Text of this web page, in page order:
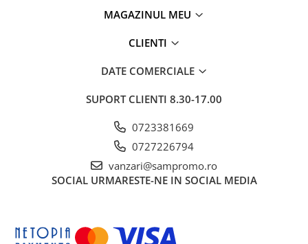
MAGAZINUL MEU
CLIENTI
DATE COMERCIALE
SUPORT CLIENTI 8.30-17.00
0723381669
0727226794
vanzari@sampromo.ro
SOCIAL URMARESTE-NE IN SOCIAL MEDIA